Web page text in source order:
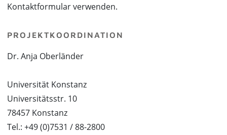
Kontaktformular verwenden.
PROJEKTKOORDINATION
Dr. Anja Oberländer
Universität Konstanz
Universitätsstr. 10
78457 Konstanz
Tel.: +49 (0)7531 / 88-2800